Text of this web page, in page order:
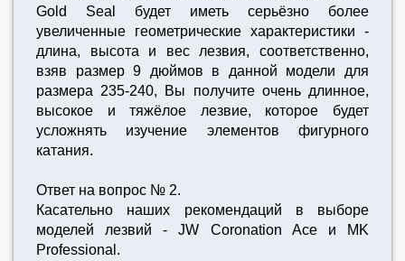
Gold Seal будет иметь серьёзно более
увеличенные геометрические характеристики -
длина, высота и вес лезвия, соответственно,
взяв размер 9 дюймов в данной модели для
размера 235-240, Вы получите очень длинное,
высокое и тяжёлое лезвие, которое будет
усложнять изучение элементов фигурного
катания.
Ответ на вопрос № 2.
Касательно наших рекомендаций в выборе
моделей лезвий - JW Coronation Ace и MK
Professional.